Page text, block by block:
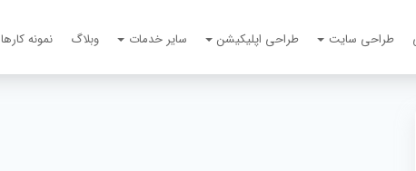
طراحی سایت طراحی اپلیکیشن سایر خدمات وبلاگ نمونه کارها